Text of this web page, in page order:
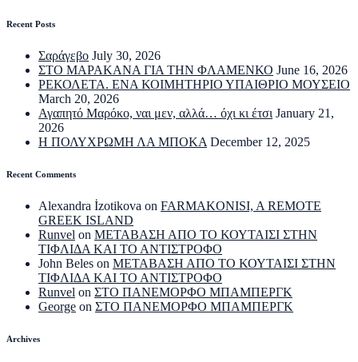
Recent Posts
Σαράγεβο July 30, 2026
ΣΤΟ ΜΑΡΑΚΑΝΑ ΓΙΑ ΤΗΝ ΦΛΑΜΕΝΚΟ June 16, 2026
ΡΕΚΟΛΕΤΑ. ΕΝΑ ΚΟΙΜΗΤΗΡΙΟ ΥΠΑΙΘΡΙΟ ΜΟΥΣΕΙΟ
March 20, 2026
Αγαπητό Μαρόκο, ναι μεν, αλλά… όχι κι έτσι January 21,
2026
Η ΠΟΛΥΧΡΩΜΗ ΛΑ ΜΠΟΚΑ December 12, 2025
Recent Comments
Alexandra İzotikova on FARMAKONISI, A REMOTE
GREEK ISLAND
Runvel on ΜΕΤΑΒΑΣΗ ΑΠΟ ΤΟ ΚΟΥΤΑΙΣΙ ΣΤΗΝ
ΤΙΦΛΙΔΑ ΚΑΙ ΤΟ ΑΝΤΙΣΤΡΟΦΟ
John Beles on ΜΕΤΑΒΑΣΗ ΑΠΟ ΤΟ ΚΟΥΤΑΙΣΙ ΣΤΗΝ
ΤΙΦΛΙΔΑ ΚΑΙ ΤΟ ΑΝΤΙΣΤΡΟΦΟ
Runvel on ΣΤΟ ΠΑΝΕΜΟΡΦΟ ΜΠΑΜΠΕΡΓΚ
George on ΣΤΟ ΠΑΝΕΜΟΡΦΟ ΜΠΑΜΠΕΡΓΚ
Archives